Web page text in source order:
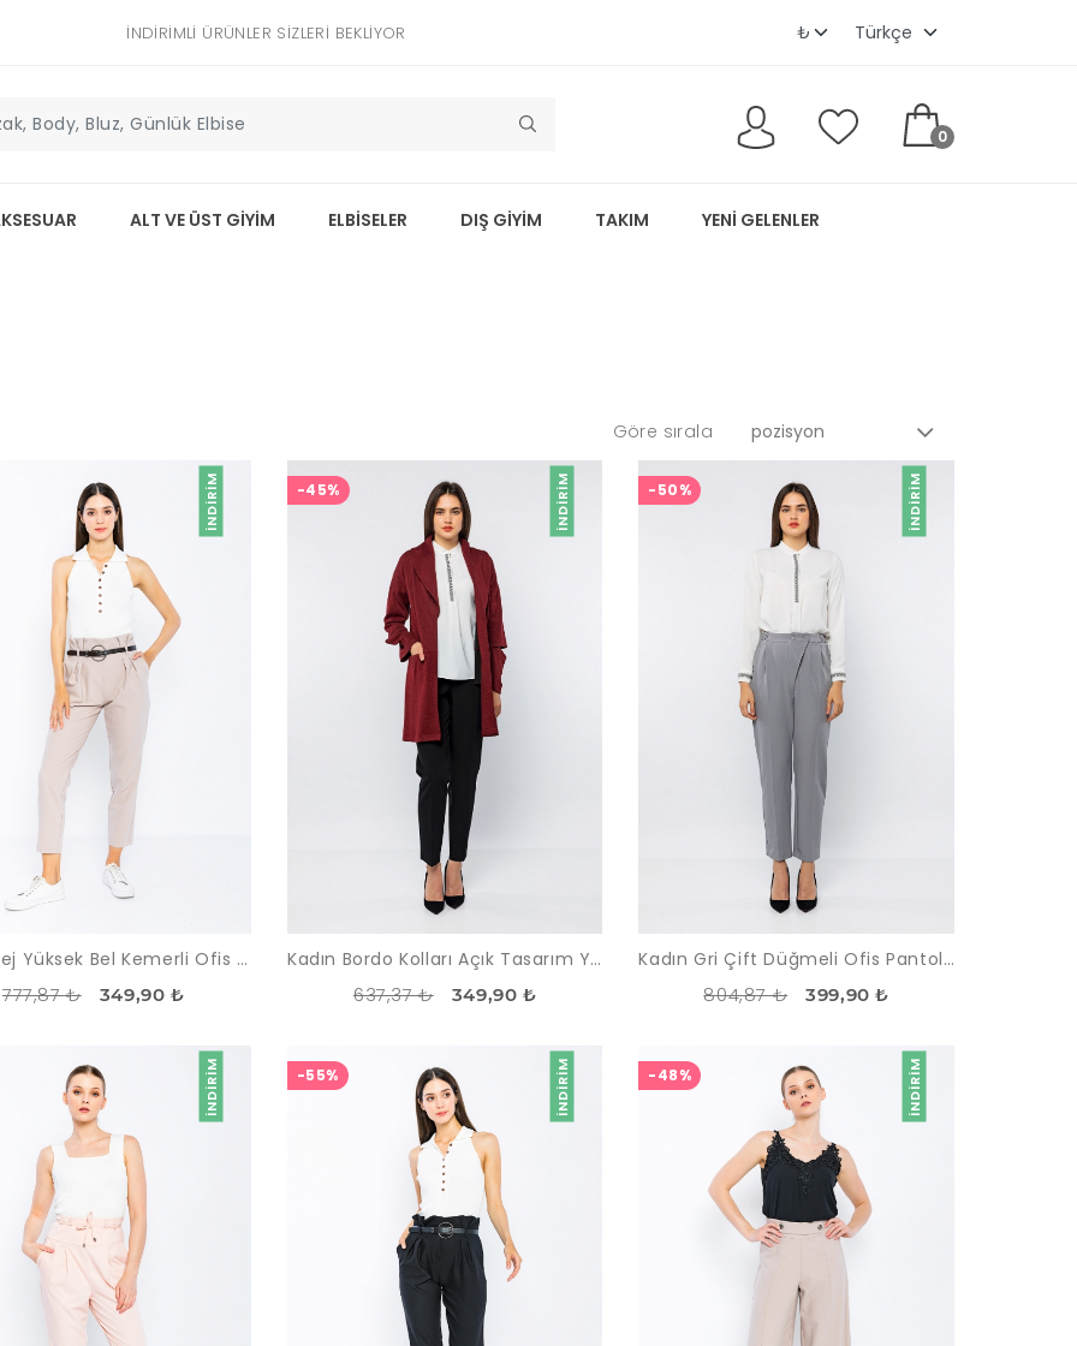
İNDIRIMLI ÜRÜNLER SIZLERI BEKLIYOR
0
ALT VE ÜST GİYİM ELBİSELER DIŞ GİYİM TAKIM YENI GELENLER
Göre sırala
İNDIRIM
Kadın Bej Yüksek Bel Kemerli Ofis Pantolon
777,87 ₺ 349,90 ₺
İNDIRIM
-45%
Kadın Bordo Kolları Açık Tasarım Yelek
637,37 ₺ 349,90 ₺
İNDIRIM
-50%
Kadın Gri Çift Düğmeli Ofis Pantolon
804,87 ₺ 399,90 ₺
İNDIRIM İNDIRIM
-55% İNDIRIM
-48%